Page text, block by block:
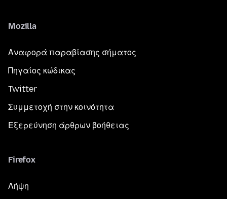
Mozilla
Αναφορά παραβίασης σήματος
Πηγαίος κώδικας
Twitter
Συμμετοχή στην κοινότητα
Εξερεύνηση άρθρων βοήθειας
Firefox
Λήψη